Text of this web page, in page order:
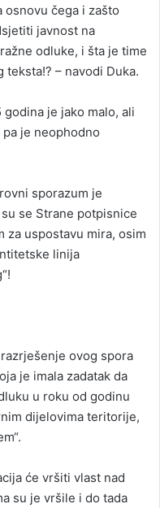
osnovu čega i zašto
javnost na
odluke, i šta je time
– navodi Duka.
je jako malo, ali
je neophodno
sporazum je
se Strane potpisnice
za uspostavu mira, osim
linija
ovog spora
je imala zadatak da
u roku od godinu
dijelovima teritorije,
će vršiti vlast nad
su je vršile i do tada